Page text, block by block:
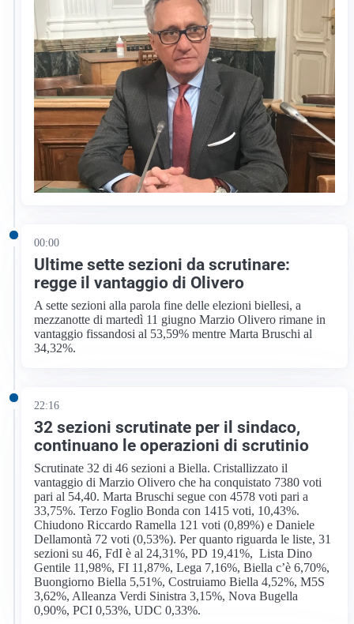
00:00
Ultime sette sezioni da scrutinare:
regge il vantaggio di Olivero
A sette sezioni alla parola fine delle elezioni biellesi, a
mezzanotte di martedì 11 giugno Marzio Olivero rimane in
vantaggio fissandosi al 53,59% mentre Marta Bruschi al
34,32%.
22:16
32 sezioni scrutinate per il sindaco,
continuano le operazioni di scrutinio
Scrutinate 32 di 46 sezioni a Biella. Cristallizzato il
vantaggio di Marzio Olivero che ha conquistato 7380 voti
pari al 54,40. Marta Bruschi segue con 4578 voti pari a
33,75%. Terzo Foglio Bonda con 1415 voti, 10,43%.
Chiudono Riccardo Ramella 121 voti (0,89%) e Daniele
Dellamontà 72 voti (0,53%). Per quanto riguarda le liste, 31
sezioni su 46, FdI è al 24,31%, PD 19,41%, Lista Dino
Gentile 11,98%, FI 11,87%, Lega 7,16%, Biella c’è 6,70%,
Buongiorno Biella 5,51%, Costruiamo Biella 4,52%, M5S
3,62%, Alleanza Verdi Sinistra 3,15%, Nova Bugella
0,90%, PCI 0,53%, UDC 0,33%.